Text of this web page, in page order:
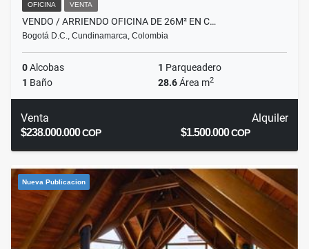
OFICINA VENTA
VENDO / ARRIENDO OFICINA DE 26M² EN C…
Bogotá D.C., Cundinamarca, Colombia
0Alcobas 1 Parqueadero
1 Baño 28.6Área m2
Venta
$238.000.000COP
Alquiler
$1.500.000COP
Nueva Publicacion